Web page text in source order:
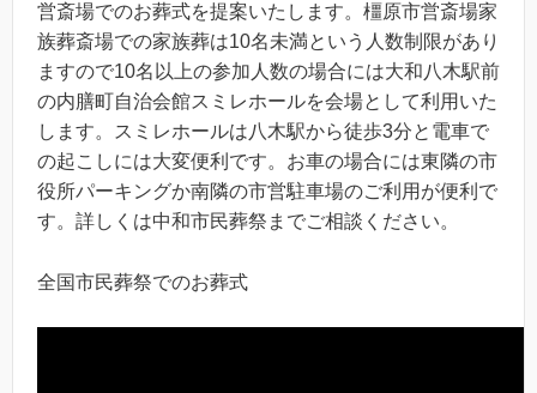
営斎場でのお葬式を提案いたします。橿原市営斎場家
族葬斎場での家族葬は10名未満という人数制限があり
ますので10名以上の参加人数の場合には大和八木駅前
の内膳町自治会館スミレホールを会場として利用いた
します。スミレホールは八木駅から徒歩3分と電車で
の起こしには大変便利です。お車の場合には東隣の市
役所パーキングか南隣の市営駐車場のご利用が便利で
す。詳しくは中和市民葬祭までご相談ください。
全国市民葬祭でのお葬式